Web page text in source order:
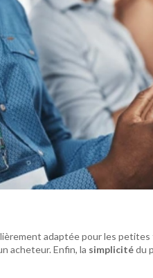
adaptée pour les
acheteur. Enfin, la simplicitédu